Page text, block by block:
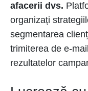
afacerii dvs.
organizați
segmentarea
trimiterea de e-
rezultatelor